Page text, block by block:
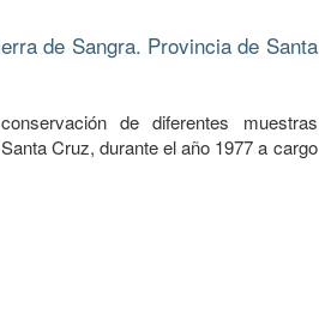
de Sangra. Provincia de Santa
de diferentes muestras
Cruz, durante el año 1977 a cargo